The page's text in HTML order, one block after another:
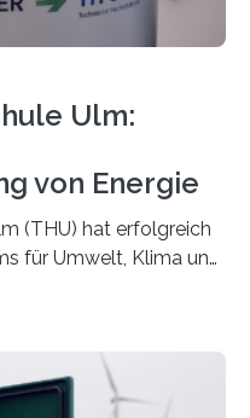
Ulm:
von Energie
(THU) hat erfolgreich
für Umwelt, Klima und
in
Projekts ist die
von